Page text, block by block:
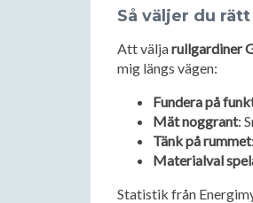
Så väljer du
Att väljarullgardiner
mig längs vägen:
Fundera på
Mät noggrant:
Tänk på rummet
Materialval
Statistik från